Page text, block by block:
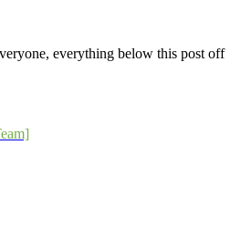
everything below this post off